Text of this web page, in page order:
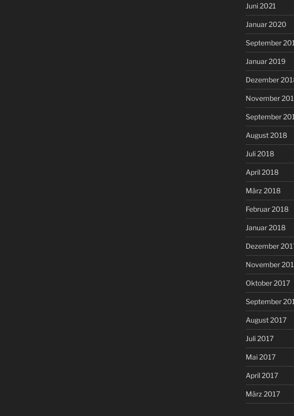
Juni 2021
Januar 2020
September
Januar 2019
Dezember
November
September
August 2018
Juli 2018
April 2018
März 2018
Februar 2018
Januar 2018
Dezember
November
Oktober 2017
September
August 2017
Juli 2017
Mai 2017
April 2017
März 2017